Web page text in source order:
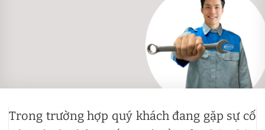
Trong trường hợp quý khách đang gặp sự cố